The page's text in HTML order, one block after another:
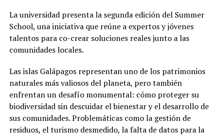
acepte ir a la Prefectura de Manabí, porque se une al
candidato del oficialismo, vamos, el pueblo chonense
tiene clarísimo el por qué de la decisión de Leonardo
Rodríguez”, subrayó.
La universidad presenta la segunda edición del Summer
School, una iniciativa que reúne a expertos y jóvenes
talentos para co-crear soluciones reales junto a las
comunidades locales.
Las islas Galápagos representan uno de los patrimonios
naturales más valiosos del planeta, pero también
enfrentan un desafío monumental: cómo proteger su
biodiversidad sin descuidar el bienestar y el desarrollo de
sus comunidades. Problemáticas como la gestión de
residuos, el turismo desmedido, la falta de datos para la